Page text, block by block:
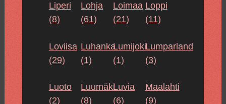
Liperi
(8)
Lohja
(61)
Loimaa
(21)
Loppi
(11)
Loviisa
(29)
Luhanka
(1)
Lumijoki
(1)
Lumparland
(3)
Luoto
(2)
Luumäki
(8)
Luvia
(6)
Maalahti
(9)